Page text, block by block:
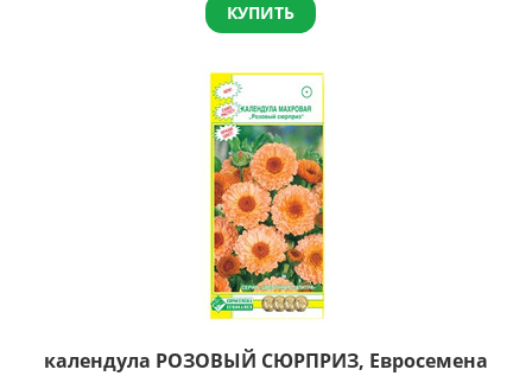
КУПИТЬ
календула РОЗОВЫЙ СЮРПРИЗ, Евросемена